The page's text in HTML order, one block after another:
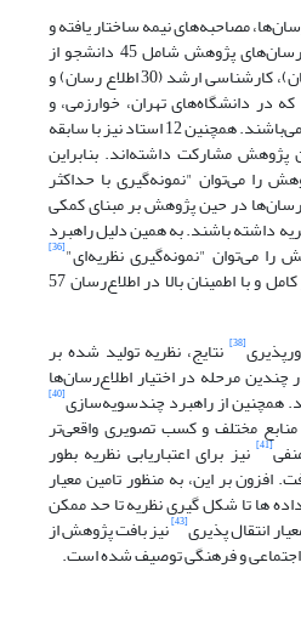
مصاحبه‌های نیمه ساختار یافته و
غیررسمی استفاده شد. اطلاع‌رسان‌های پژوهش شامل 45 دانشجو از
مقاطع کارشناسی (14 اطلاع‌رسان)، کارشناسی ارشد (30 اطلاع رسان) و
که در دانشگاه‌های تهران، خوارزمی، و
آزاد اسلامی مشغول به تحصیل می‌باشند. همچنین 12 استاد نیز با سابقه
سال در این پژوهش مشارکت داشته‌اند. بنابراین
را می‌توان "نمونه‌گیری با حداکثر
در حین پژوهش بر مبنای کمکی
داشته باشند. به همین دلیل راهبرد
را می‌توان "نمونه‌گیری نظریه‌ای"[36]
بطور کامل و با اطمینان بالا در اطلاع‌رسان 57
[38] نتایج، نظریه تولید شده بر
چندین مرحله در اختیار اطلاع‌رسان‌ها
همچنین از راهبرد چندسویه‌سازی[40]
مختلف و کسب تصویری واقعی‌تر
[41] نیز برای اعتباریابی نظریه بطور
افزون بر این، به منظور تامین معیار
داده ها تا شکل گیری نظریه تا حد ممکن
انتقال پذیری[43] نیز بافت پژوهش از
و فرهنگی توصیف شده است.